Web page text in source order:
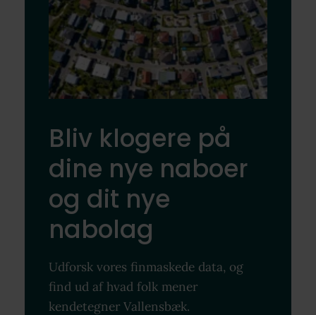
Bliv klogere på
dine nye naboer
og dit nye
nabolag
Udforsk vores finmaskede data, og
find ud af hvad folk mener
kendetegner Vallensbæk.